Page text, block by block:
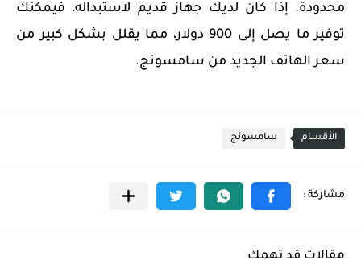
محدودة. إذا كان لديك جهاز قديم لاستبداله، فيمكنك
توفير ما يصل إلى 900 دولار، مما يقلل بشكل كبير من
سعر الهاتف الجديد من سامسونج.
الأقسام سامسونج
مقالات قد تهمك